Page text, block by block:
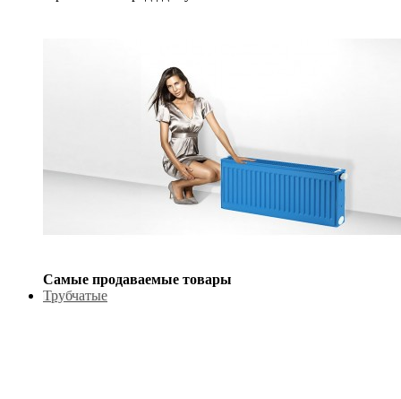
Самые продаваемые товары
Трубчатые